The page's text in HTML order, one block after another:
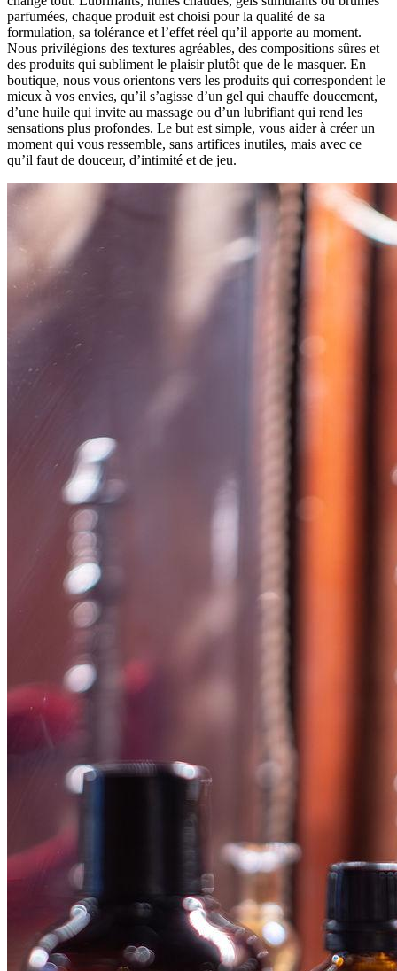
parfumées, chaque produit est choisi pour la qualité de sa
formulation, sa tolérance et l’effet réel qu’il apporte au moment.
Nous privilégions des textures agréables, des compositions sûres et
des produits qui subliment le plaisir plutôt que de le masquer. En
boutique, nous vous orientons vers les produits qui correspondent le
mieux à vos envies, qu’il s’agisse d’un gel qui chauffe doucement,
d’une huile qui invite au massage ou d’un lubrifiant qui rend les
sensations plus profondes. Le but est simple, vous aider à créer un
moment qui vous ressemble, sans artifices inutiles, mais avec ce
qu’il faut de douceur, d’intimité et de jeu.